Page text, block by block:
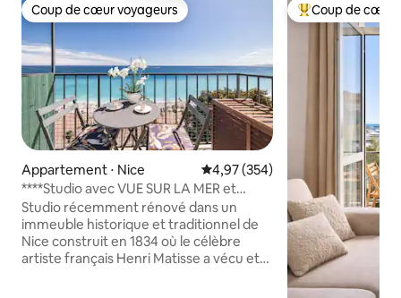
Coup de cœur voyageurs
Coup de cœur voyageurs
Appartement ⋅ Nice Évaluation moyenne sur la
4,97 (354)
****Studio avec VUE SUR LA MER et
BALCON****
Studio récemment rénové dans un
immeuble historique et traditionnel de
Nice construit en 1834 où le célèbre
artiste français Henri Matisse a vécu et
Coups de cœur
Coup de cœur